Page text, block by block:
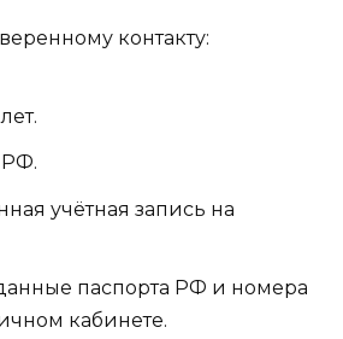
контакту:
РФ.
учётная запись на
паспорта РФ и номера
кабинете.